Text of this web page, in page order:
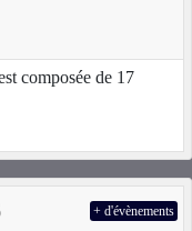
composée de 17
+ d'évènements